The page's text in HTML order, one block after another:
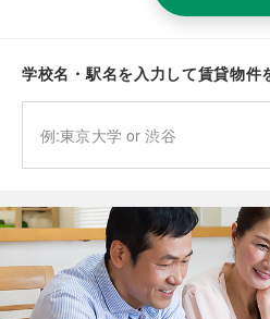
学校名・駅名を入力して賃貸物件